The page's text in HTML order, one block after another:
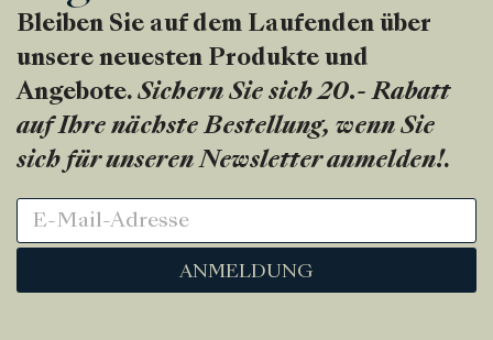
Bleiben Sie auf dem Laufenden über
unsere neuesten Produkte und
Angebote. Sichern Sie sich 20.- Rabatt
auf Ihre nächste Bestellung, wenn Sie
sich für unseren Newsletter anmelden!.
ANMELDUNG